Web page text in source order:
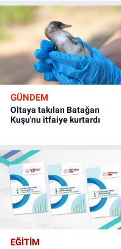
GÜNDEM
Oltaya takılan Batağan
Kuşu'nu itfaiye kurtardı
EĞİTİM